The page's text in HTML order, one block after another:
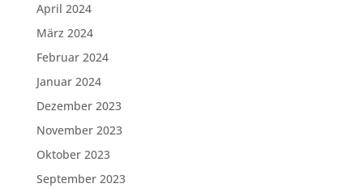
April 2024
März 2024
Februar 2024
Januar 2024
Dezember 2023
November 2023
Oktober 2023
September 2023